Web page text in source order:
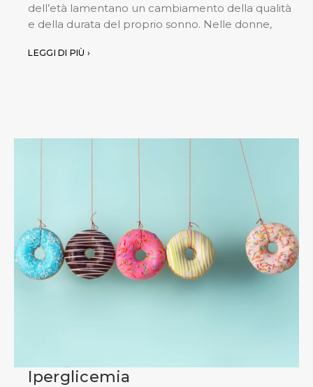
dell’età lamentano un cambiamento della qualità
e della durata del proprio sonno. Nelle donne,
LEGGI DI PIÙ ›
Iperglicemia